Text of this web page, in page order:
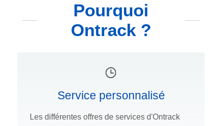
Pourquoi
Ontrack ?
Service personnalisé
Les différentes offres de services d'Ontrack